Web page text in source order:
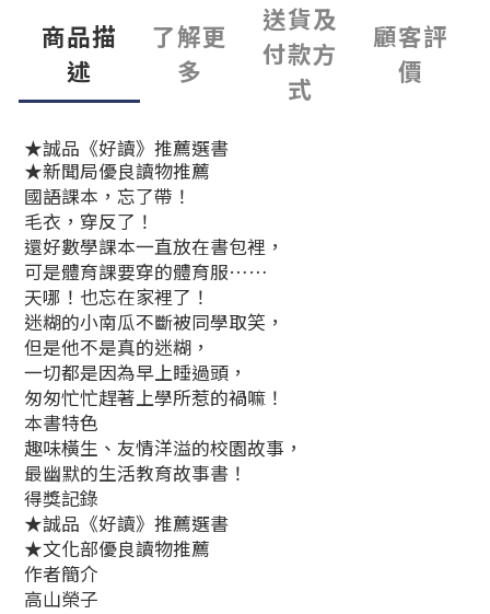
商品描
述
了解更
多
送貨及
付款方
式
顧客評
價
★誠品《好讀》推薦選書
★新聞局優良讀物推薦
國語課本，忘了帶！
毛衣，穿反了！
還好數學課本一直放在書包裡，
可是體育課要穿的體育服……
天哪！也忘在家裡了！
迷糊的小南瓜不斷被同學取笑，
但是他不是真的迷糊，
一切都是因為早上睡過頭，
匆匆忙忙趕著上學所惹的禍嘛！
本書特色
趣味橫生、友情洋溢的校園故事，
最幽默的生活教育故事書！
得獎記錄
★誠品《好讀》推薦選書
★文化部優良讀物推薦
作者簡介
高山榮子